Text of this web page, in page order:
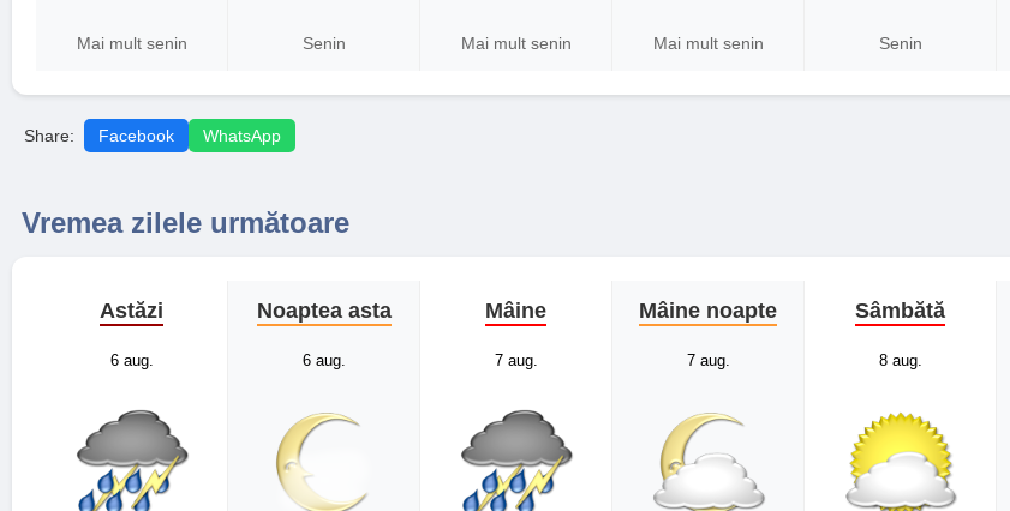
Mai mult senin Senin Mai mult senin Mai mult senin Senin
Share: Facebook WhatsApp
Vremea zilele următoare
Astăzi
6 aug.
Noaptea asta
6 aug.
Mâine
7 aug.
Mâine noapte
7 aug.
Sâmbătă
8 aug.